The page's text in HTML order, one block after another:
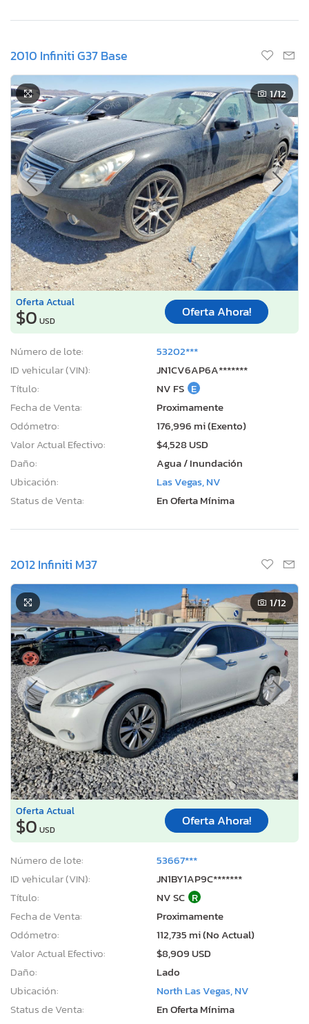
2010 Infiniti G37 Base
1/12
Oferta Actual
$0 USD
Oferta Ahora!
Número de lote:
53202***
ID vehicular (VIN):
JN1CV6AP6A*******
Título:
NV FS E
Fecha de Venta:
Proximamente
Odómetro:
176,996 mi (Exento)
Valor Actual Efectivo:
$4,528 USD
Daño:
Agua / Inundación
Ubicación:
Las Vegas, NV
Status de Venta:
En Oferta Mínima
2012 Infiniti M37
1/12
Oferta Actual
$0 USD
Oferta Ahora!
Número de lote:
53667***
ID vehicular (VIN):
JN1BY1AP9C*******
Título:
NV SC R
Fecha de Venta:
Proximamente
Odómetro:
112,735 mi (No Actual)
Valor Actual Efectivo:
$8,909 USD
Daño:
Lado
Ubicación:
North Las Vegas, NV
Status de Venta:
En Oferta Mínima